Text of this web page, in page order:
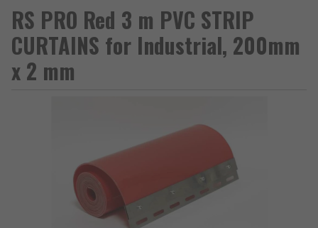
RS PRO Red 3 m PVC STRIP
CURTAINS for Industrial, 200mm
x 2 mm